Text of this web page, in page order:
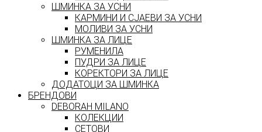
ШМИНКА ЗА УСНИ
КАРМИНИ И СЈАЕВИ ЗА УСНИ
МОЛИВИ ЗА УСНИ
ШМИНКА ЗА ЛИЦЕ
РУМЕНИЛА
ПУДРИ ЗА ЛИЦЕ
КОРЕКТОРИ ЗА ЛИЦЕ
ДОДАТОЦИ ЗА ШМИНКА
БРЕНДОВИ
DEBORAH MILANO
КОЛЕКЦИИ
СЕТОВИ